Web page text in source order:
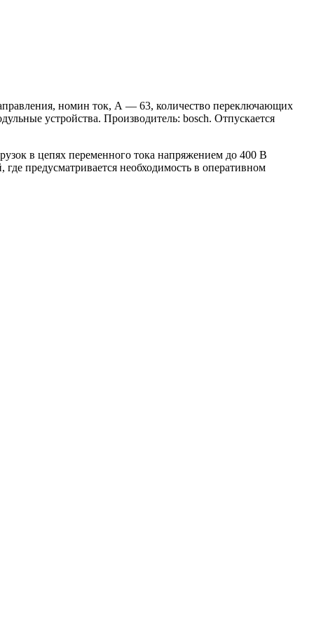
номин ток, А — 63, количество переключающих
устройства. Производитель: bosch. Отпускается
в цепях переменного тока напряжением до 400 В
предусматривается необходимость в оперативном